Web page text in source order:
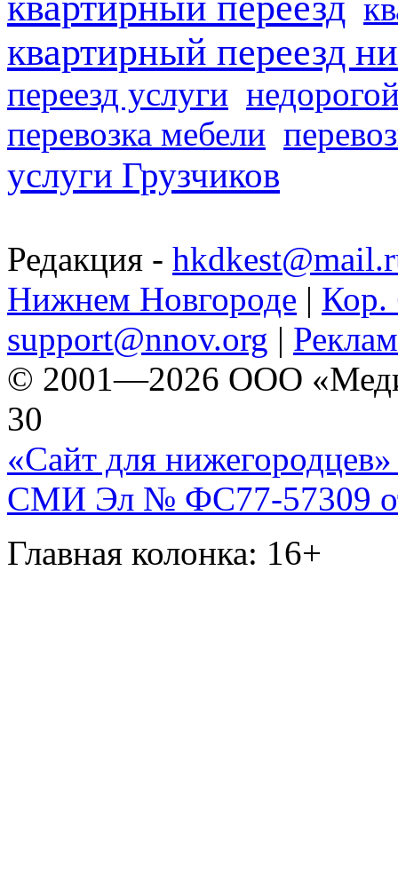
квартирный переезд
переезд услуги
перевозка мебели
услуги Грузчиков
Редакция -
Нижнем Новгороде | Кор.
support@nnov.org |
© 2001—2026 ООО
30
«Сайт для нижегородцев»
СМИ Эл № ФС77-57309
Главная колонка: 16+